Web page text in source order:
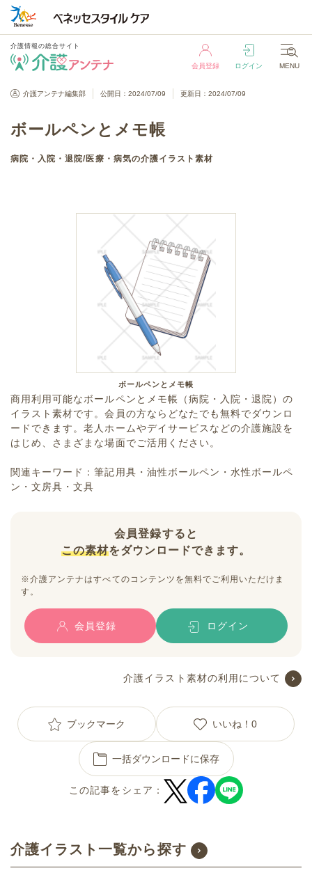
介護情報の総合サイト
会員登録 ログイン MENU
介護情報の総合サイト
介護アンテナ編集部 公開日：2024/07/09 更新日：2024/07/09
ボールペンとメモ帳
病院・入院・退院/医療・病気の介護イラスト素材
ボールペンとメモ帳
商用利用可能なボールペンとメモ帳（病院・入院・退院）の
イラスト素材です。会員の方ならどなたでも無料でダウンロ
ードできます。老人ホームやデイサービスなどの介護施設を
はじめ、さまざまな場面でご活用ください。
関連キーワード：筆記用具・油性ボールペン・水性ボールペ
ン・文房具・文具
会員登録すると
この素材をダウンロードできます。
※介護アンテナはすべてのコンテンツを無料でご利用いただけま
す。
会員登録 ログイン
介護イラスト素材の利用について
ブックマーク いいね！ 0
一括ダウンロードに保存
この記事をシェア：
介護イラスト一覧から探す